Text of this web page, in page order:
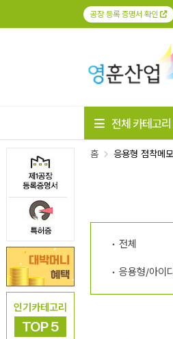
공장 등록 증명서 확인
인기카테고리
TOP 5
전체 카테고리
홈 응용형 점착메
전체
응용형/아이